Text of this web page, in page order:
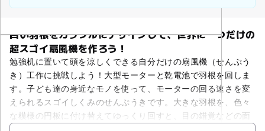
白い羽根をカラフルにデザインして、世界に一つだけの
超スゴイ扇風機を作ろう！
勉強机に置いて頭を涼しくできる自分だけの扇風機（せんぷう
き）工作に挑戦しよう！大型モーターと乾電池で羽根を回しま
す。子ども達の身近なモノを使って、モーターの回る速さを変
えられるスゴイしくみのせんぷうきです。大きな羽根を、色々
な模様の円板に付け替えてゆっくり回すと、目の錯覚などの面